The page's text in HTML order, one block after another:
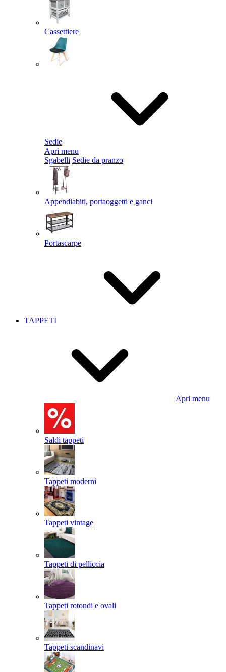
Cassettiere
Sedie
Apri menu
Sgabelli Sedie da pranzo
Appendiabiti, portaoggetti e ganci
Portascarpe
TAPPETI
Apri menu
Saldi tappeti
Tappeti moderni
Tappeti vintage
Tappeti di pelliccia
Tappeti rotondi e ovali
Tappeti scandinavi